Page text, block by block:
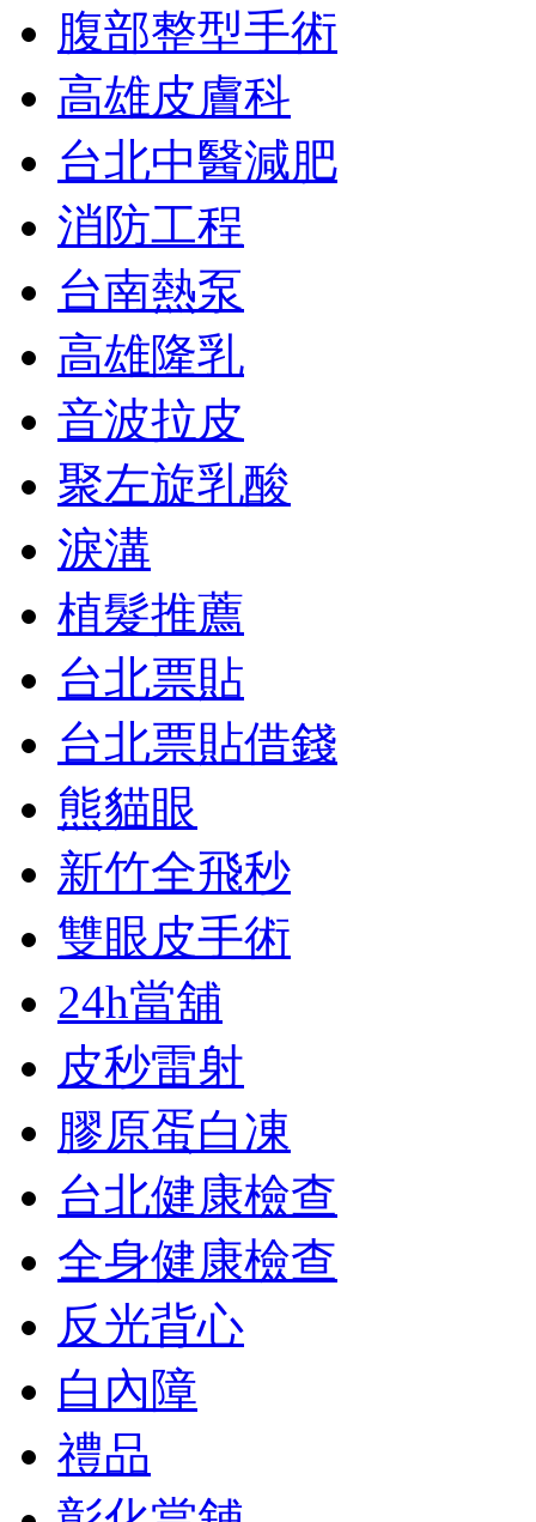
腹部整型手術
高雄皮膚科
台北中醫減肥
消防工程
台南熱泵
高雄隆乳
音波拉皮
聚左旋乳酸
淚溝
植髮推薦
台北票貼
台北票貼借錢
熊貓眼
新竹全飛秒
雙眼皮手術
24h當舖
皮秒雷射
膠原蛋白凍
台北健康檢查
全身健康檢查
反光背心
白內障
禮品